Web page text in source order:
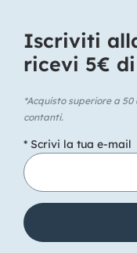
Iscriviti
ricevi 5€
*Acquisto superiore a
contanti.
* Scrivi la tua e-mail